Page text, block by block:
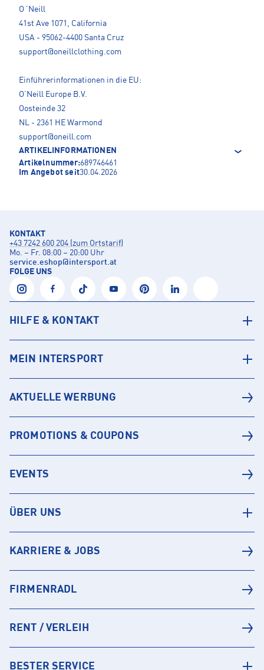
O´Neill
41st Ave 1071, California
USA - 95062-4400 Santa Cruz
support@oneillclothing.com
Einführerinformationen in die EU:
O’Neill Europe B.V.
Oosteinde 32
NL - 2361 HE Warmond
support@oneill.com
ARTIKELINFORMATIONEN
Artikelnummer:689746461
Im Angebot seit30.04.2026
KONTAKT
+43 7242 600 204 (zum Ortstarif)
Mo. – Fr. 08:00 – 20:00 Uhr
service.eshop@intersport.at
FOLGE UNS
HILFE & KONTAKT
MEIN INTERSPORT
AKTUELLE WERBUNG
PROMOTIONS & COUPONS
EVENTS
ÜBER UNS
KARRIERE & JOBS
FIRMENRADL
RENT / VERLEIH
BESTER SERVICE